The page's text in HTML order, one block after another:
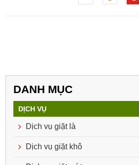
DANH MỤC
DỊCH VỤ
Dịch vụ giặt là
Dịch vụ giặt khô